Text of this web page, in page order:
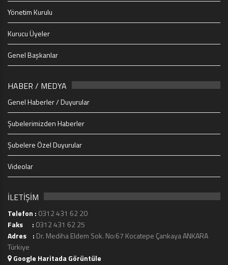
Yönetim Kurulu
Kurucu Üyeler
Genel Başkanlar
HABER / MEDYA
Genel Haberler / Duyurular
Şubelerimizden Haberler
Şubelere Özel Duyurular
Videolar
İLETİŞİM
Telefon : 0312 431 62 20
Faks : 0312 431 62 25
Adres : Dr. Mediha Eldem Sok. No:67 Kocatepe Çankaya ANKARA
Türkiye
Google Haritada Görüntüle